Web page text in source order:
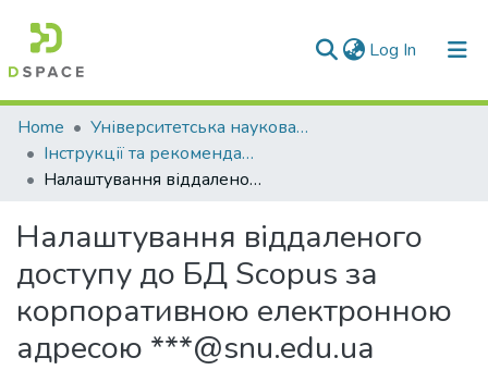
Log In (current)
Communities & Collections
All of DSpace
Home
Університетська наукова бібліотека
Інструкції та рекомендації
Налаштування віддаленого доступу до БД Scopus за корпоративною електронною адресою ***@snu.edu.ua
Налаштування віддаленого
доступу до БД Scopus за
корпоративною електронною
адресою ***@snu.edu.ua